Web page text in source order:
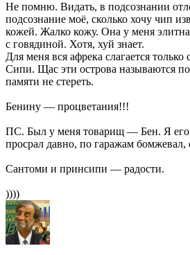
Не помню. Видать, в подсознании
подсознание моё, сколько хочу чип
кожей. Жалко кожу. Она у меня
с говядиной. Хотя, хуй знает.
Для меня вся афрека слагается
Сипи. Щас эти острова называются
памяти не стереть.
Бенину — процветания!!!
ПС. Был у меня товарищ — Бен. Я его
просрал давно, по гаражам бомжевал,
Сантоми и принсипи — радости.
))))